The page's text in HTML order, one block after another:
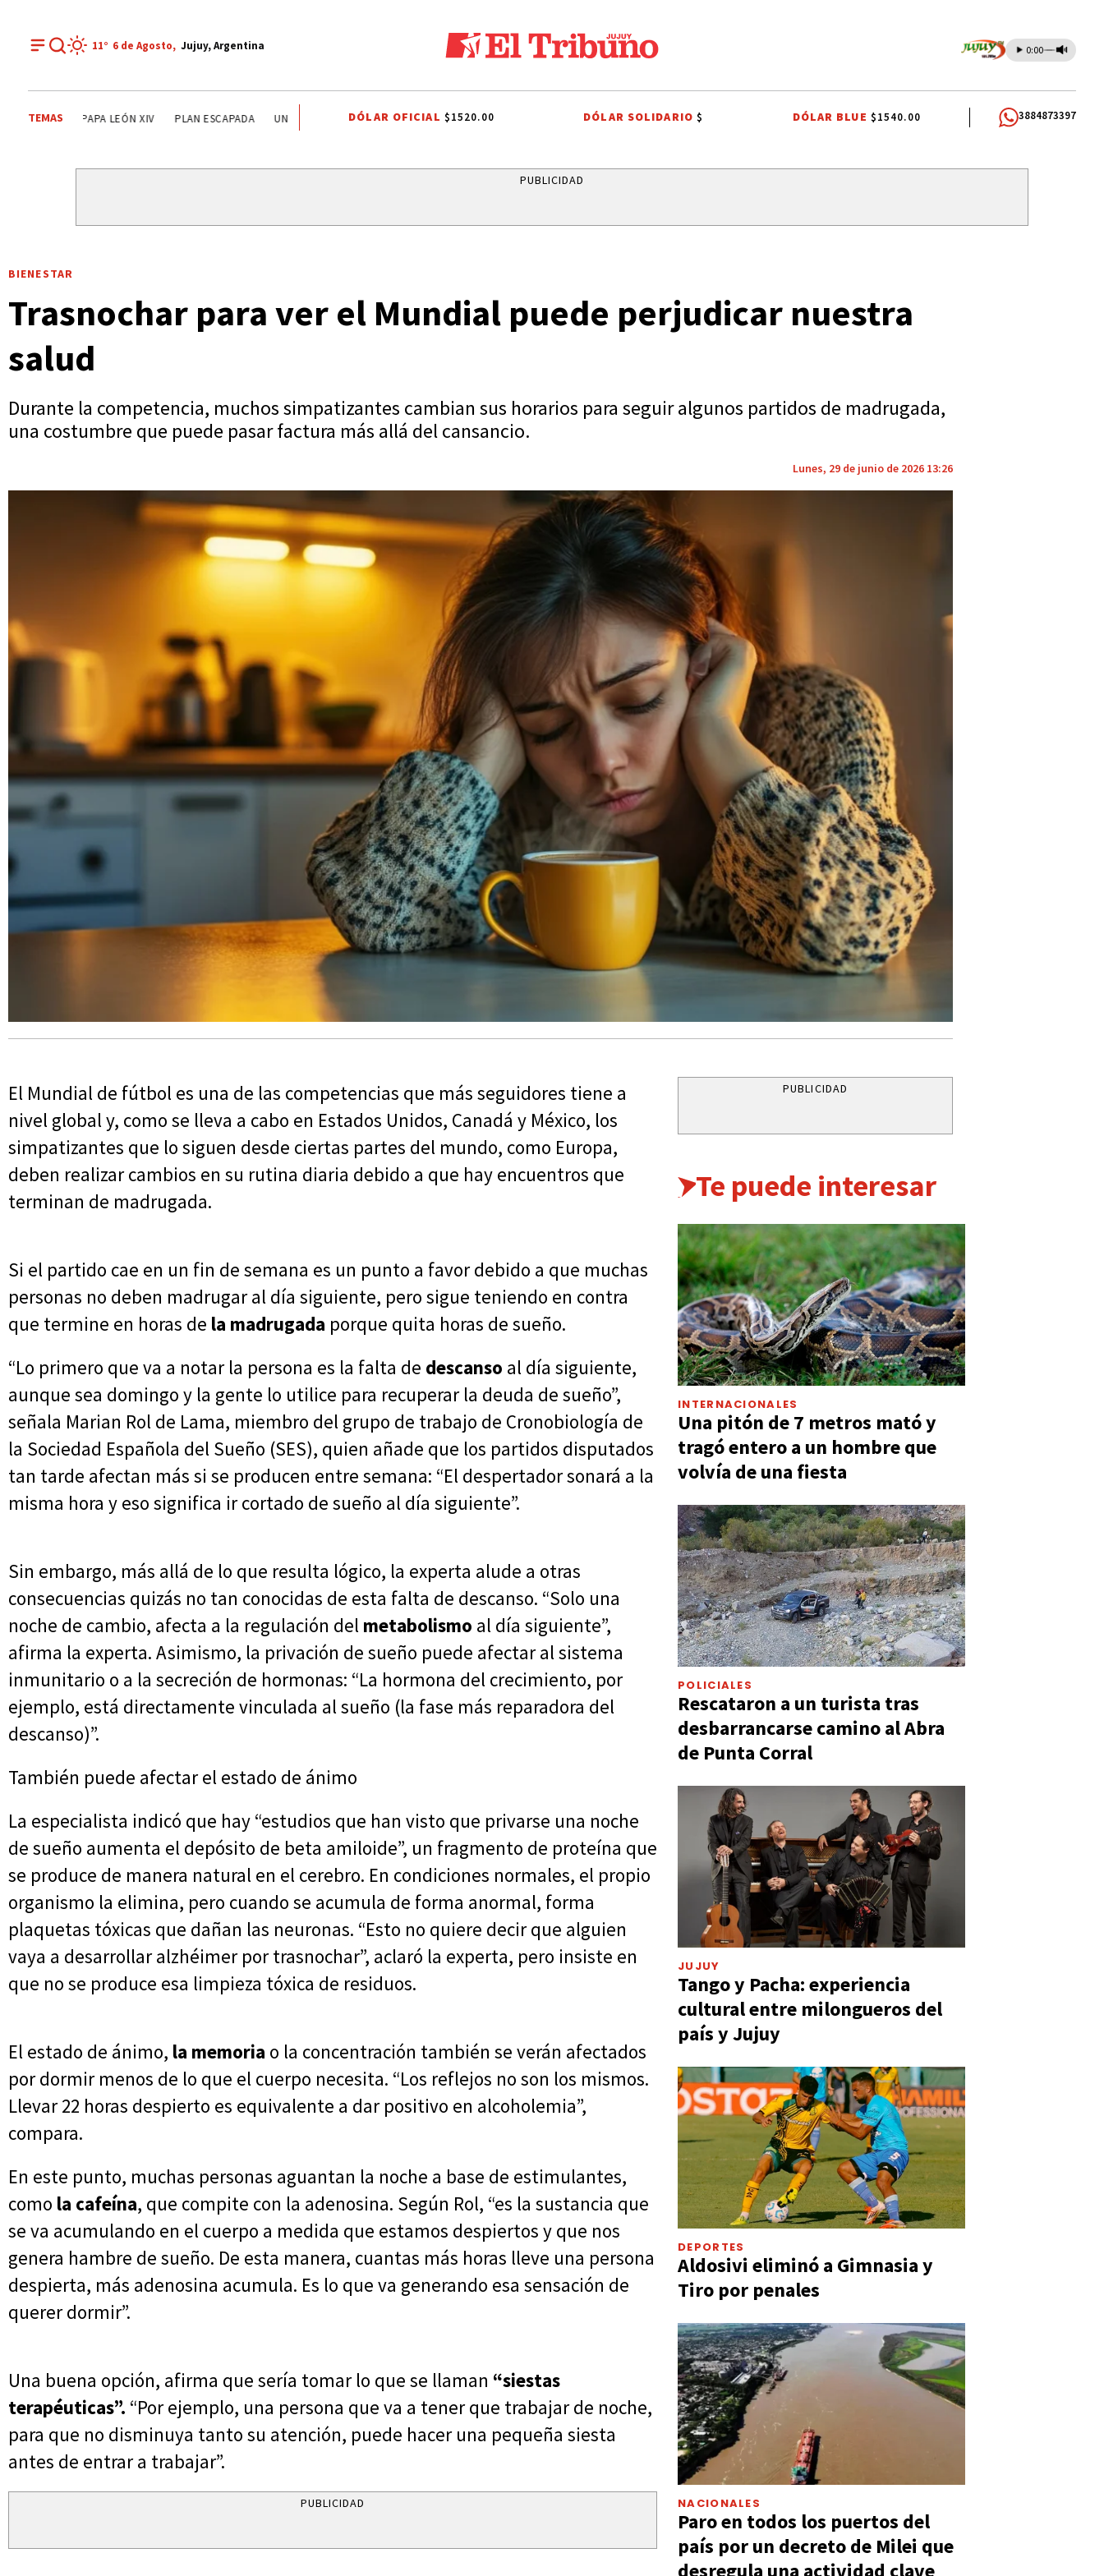
11° 6 de Agosto, Jujuy, Argentina 0:00
TEMAS LISANDRO MARTÍNEZ MISIÓN PRIMAVERA PAPA LEÓN XIV PLAN ESCAPADA UN CLÁSICO QUE CUMPLE 38 AÑOS ONDA ESTUDIANTIL 2026 INVERSIONES BANCO MACRO REGIONES VIVAS
DÓLAR OFICIAL $1520.00 DÓLAR SOLIDARIO$ DÓLAR BLUE $1540.00 3884873397
PUBLICIDAD
BIENESTAR
Trasnochar para ver el Mundial puede perjudicar nuestra
salud
Durante la competencia, muchos simpatizantes cambian sus horarios para seguir algunos partidos de madrugada,
una costumbre que puede pasar factura más allá del cansancio.
Lunes, 29 de junio de 2026 13:26
El Mundial de fútbol es una de las competencias que más seguidores tiene a
nivel global y, como se lleva a cabo en Estados Unidos, Canadá y México, los
simpatizantes que lo siguen desde ciertas partes del mundo, como Europa,
deben realizar cambios en su rutina diaria debido a que hay encuentros que
terminan de madrugada.
Si el partido cae en un fin de semana es un punto a favor debido a que muchas
personas no deben madrugar al día siguiente, pero sigue teniendo en contra
que termine en horas de la madrugada porque quita horas de sueño.
“Lo primero que va a notar la persona es la falta de descanso al día siguiente,
aunque sea domingo y la gente lo utilice para recuperar la deuda de sueño”,
señala Marian Rol de Lama, miembro del grupo de trabajo de Cronobiología de
la Sociedad Española del Sueño (SES), quien añade que los partidos disputados
tan tarde afectan más si se producen entre semana: “El despertador sonará a la
misma hora y eso significa ir cortado de sueño al día siguiente”.
Sin embargo, más allá de lo que resulta lógico, la experta alude a otras
consecuencias quizás no tan conocidas de esta falta de descanso. “Solo una
noche de cambio, afecta a la regulación del metabolismo al día siguiente”,
afirma la experta. Asimismo, la privación de sueño puede afectar al sistema
inmunitario o a la secreción de hormonas: “La hormona del crecimiento, por
ejemplo, está directamente vinculada al sueño (la fase más reparadora del
descanso)”.
También puede afectar el estado de ánimo
La especialista indicó que hay “estudios que han visto que privarse una noche
de sueño aumenta el depósito de beta amiloide”, un fragmento de proteína que
se produce de manera natural en el cerebro. En condiciones normales, el propio
organismo la elimina, pero cuando se acumula de forma anormal, forma
plaquetas tóxicas que dañan las neuronas. “Esto no quiere decir que alguien
vaya a desarrollar alzhéimer por trasnochar”, aclaró la experta, pero insiste en
que no se produce esa limpieza tóxica de residuos.
El estado de ánimo, la memoria o la concentración también se verán afectados
por dormir menos de lo que el cuerpo necesita. “Los reflejos no son los mismos.
Llevar 22 horas despierto es equivalente a dar positivo en alcoholemia”,
compara.
En este punto, muchas personas aguantan la noche a base de estimulantes,
como la cafeína, que compite con la adenosina. Según Rol, “es la sustancia que
se va acumulando en el cuerpo a medida que estamos despiertos y que nos
genera hambre de sueño. De esta manera, cuantas más horas lleve una persona
despierta, más adenosina acumula. Es lo que va generando esa sensación de
querer dormir”.
Una buena opción, afirma que sería tomar lo que se llaman “siestas
terapéuticas”. “Por ejemplo, una persona que va a tener que trabajar de noche,
para que no disminuya tanto su atención, puede hacer una pequeña siesta
antes de entrar a trabajar”.
PUBLICIDAD
PUBLICIDAD
Te puede interesar
INTERNACIONALES
Una pitón de 7 metros mató y
tragó entero a un hombre que
volvía de una fiesta
POLICIALES
Rescataron a un turista tras
desbarrancarse camino al Abra
de Punta Corral
JUJUY
Tango y Pacha: experiencia
cultural entre milongueros del
país y Jujuy
DEPORTES
Aldosivi eliminó a Gimnasia y
Tiro por penales
NACIONALES
Paro en todos los puertos del
país por un decreto de Milei que
desregula una actividad clave